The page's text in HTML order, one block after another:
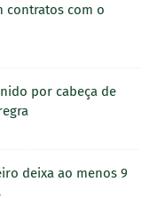
contratos com o
por cabeça de
deixa ao menos 9